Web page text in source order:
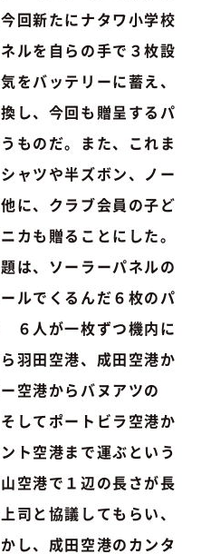
回新たにナタワ小学校
ルを自らの手で３枚設
をバッテリーに蓄え、
し、今回も贈呈するパ
ものだ。また、これま
ャツや半ズボン、ノー
に、クラブ会員の子ど
カも贈ることにした。
は、ソーラーパネルの
ルでくるんだ６枚のパ
６人が一枚ずつ機内に
羽田空港、成田空港か
空港からバヌアツの
してポートビラ空港か
ト空港まで運ぶという
空港で１辺の長さが長
司と協議してもらい、
し、成田空港のカンタ